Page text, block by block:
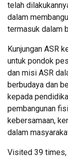
telah
dalam
termasuk dalam
Kunjungan ASR
untuk pondok
dan misi ASR
berbudaya dan
kepada
pembangunan
kebersamaan,
dalam
Visited 39